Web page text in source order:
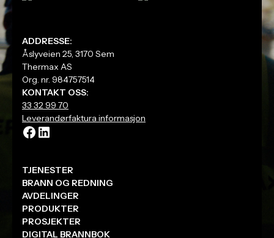
ADDRESSE:
Åslyveien 25, 3170 Sem
Thermax AS
Org. nr. 984757514
KONTAKT OSS:
33 32 99 70
Leverandørfaktura informasjon
TJENESTER
BRANN OG REDNING
AVDELINGER
PRODUKTER
PROSJEKTER
DIGITAL BRANNBOK